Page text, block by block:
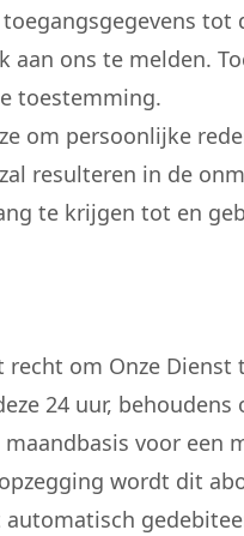
tot
ons te melden.
toestemming.
om persoonlijke
resulteren in de
te krijgen tot en
om Onze Dienst
24 uur,
voor een
wordt dit